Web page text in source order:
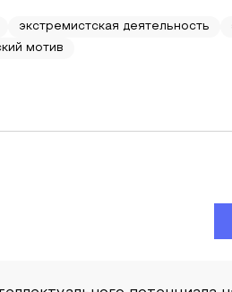
экстремистская деятельность
мотив